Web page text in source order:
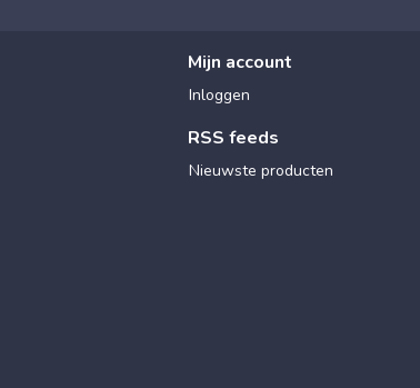
Mijn account
Inloggen
RSS feeds
Nieuwste producten